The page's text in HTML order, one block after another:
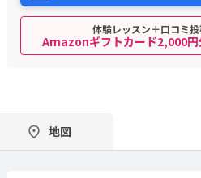
体験レッスン＋口コミ
Amazonギフトカード2,000円
地図